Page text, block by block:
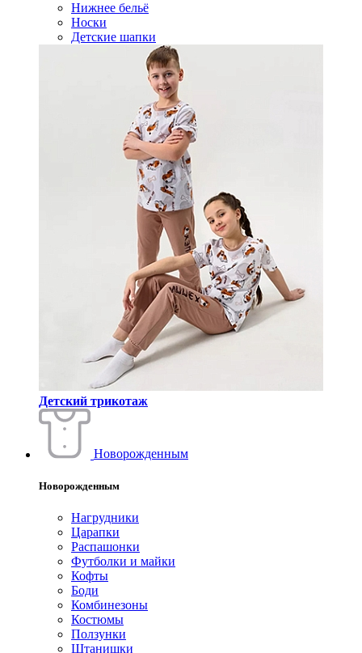
Нижнее бельё
Носки
Детские шапки
Детский трикотаж
Новорожденным
Новорожденным
Нагрудники
Царапки
Распашонки
Футболки и майки
Кофты
Боди
Комбинезоны
Костюмы
Ползунки
Штанишки